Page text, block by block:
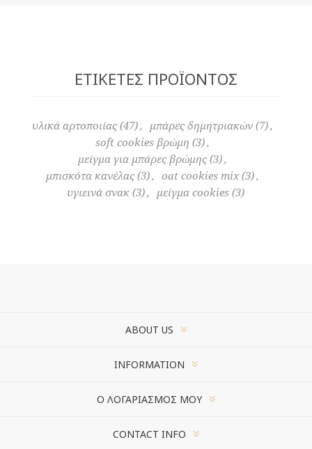
ΕΤΙΚΈΤΕΣ ΠΡΟΪΌΝΤΟΣ
υλικά αρτοποιίας (47), μπάρες δημητριακών (7),
soft cookies βρώμη (3),
μείγμα για μπάρες βρώμης (3),
μπισκότα κανέλας (3), oat cookies mix (3),
υγιεινά σνακ (3), μείγμα cookies (3)
ABOUT US
INFORMATION
Ο ΛΟΓΑΡΙΑΣΜΌΣ ΜΟΥ
CONTACT INFO